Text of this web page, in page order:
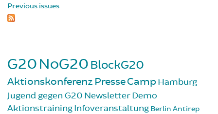
Previous issues
G20NoG20 BlockG20
Aktionskonferenz PresseCampHamburg
Jugend gegen G20 NewsletterDemo
AktionstrainingInfoveranstaltung Berlin Antirep